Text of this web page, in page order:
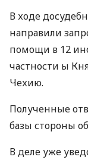
В ходе
направили
помощи в 12
частности ы
Чехию.
Полученные
базы стороны
В деле уже